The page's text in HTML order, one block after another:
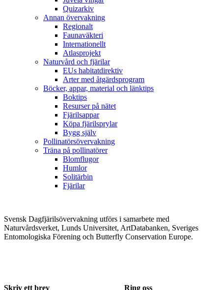
Quizarkiv
Annan övervakning
Regionalt
Faunaväkteri
Internationellt
Atlasprojekt
Naturvård och fjärilar
EUs habitatdirektiv
Arter med åtgärdsprogram
Böcker, appar, material och länktips
Boktips
Resurser på nätet
Fjärilsappar
Köpa fjärilsprylar
Bygg själv
Pollinatörsövervakning
Träna på pollinatörer
Blomflugor
Humlor
Solitärbin
Fjärilar
Svensk Dagfjärilsövervakning utförs i samarbete med
Naturvårdsverket, Lunds Universitet, ArtDatabanken, Sveriges
Entomologiska Förening och Butterfly Conservation Europe.
Skriv ett brev Ring oss